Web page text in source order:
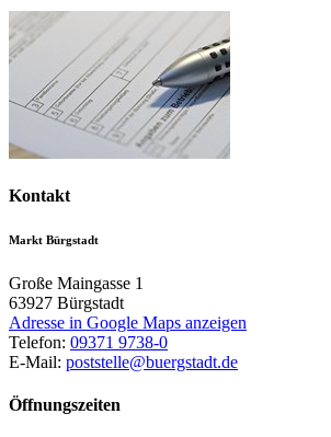
Kontakt
Markt Bürgstadt
Große Maingasse 1
63927 Bürgstadt
Adresse in Google Maps anzeigen
Telefon: 09371 9738-0
E-Mail: poststelle@buergstadt.de
Öffnungszeiten